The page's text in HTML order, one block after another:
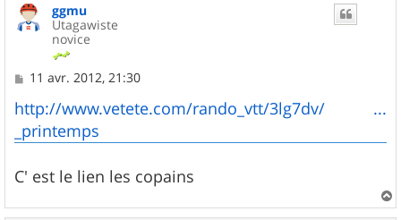
ggmu
Utagawiste
novice
M
s
s
a
g
11 avr. 2012, 21:30
http://www.vetete.com/rando_vtt/3lg7dv/ ...
_printemps
C' est le lien les copains
a